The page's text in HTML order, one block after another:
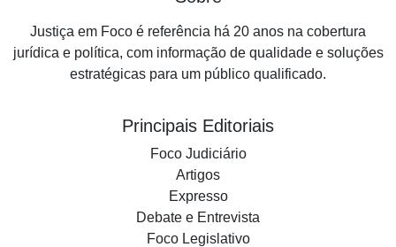
Justiça em Foco é referência há 20 anos na cobertura
jurídica e política, com informação de qualidade e soluções
estratégicas para um público qualificado.
Principais Editoriais
Foco Judiciário
Artigos
Expresso
Debate e Entrevista
Foco Legislativo